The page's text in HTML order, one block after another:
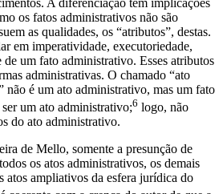
A diferenciação tem implicações
os fatos administrativos não são
as qualidades, os “atributos”, destas.
em imperatividade, executoriedade,
um fato administrativo. Esses atributos
administrativas. O chamado “ato
não é um ato administrativo, mas um fato
um ato administrativo;6 logo, não
do ato administrativo.
de Mello, somente a presunção de
os atos administrativos, os demais
atos ampliativos da esfera jurídica do